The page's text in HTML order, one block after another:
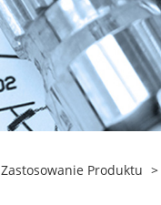
Zastosowanie Produktu >